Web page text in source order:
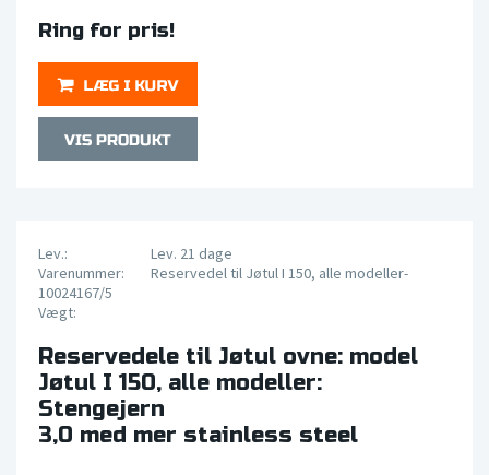
Ring for pris!
Lev.:
Lev. 21 dage
Varenummer:
Reservedel til Jøtul I 150, alle modeller-
10024167/5
Vægt:
Reservedele til Jøtul ovne: model
Jøtul I 150, alle modeller:
Stengejern
3,0 med mer stainless steel